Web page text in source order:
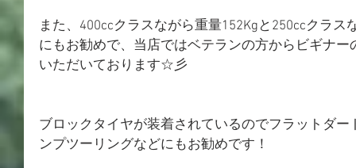
また、400ccクラスながら重量152Kgと250ccクラ
にもお勧めで、当店ではベテランの方からビギナ
いただいております☆彡
ブロックタイヤが装着されているのでフラットダ
ンプツーリングなどにもお勧めです！